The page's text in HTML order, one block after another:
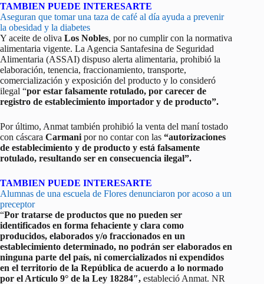
TAMBIEN PUEDE INTERESARTE
Aseguran que tomar una taza de café al día ayuda a prevenir
la obesidad y la diabetes
Y aceite de oliva Los Nobles, por no cumplir con la normativa
alimentaria vigente. La Agencia Santafesina de Seguridad
Alimentaria (ASSAI) dispuso alerta alimentaria, prohibió la
elaboración, tenencia, fraccionamiento, transporte,
comercialización y exposición del producto y lo consideró
ilegal “por estar falsamente rotulado, por carecer de
registro de establecimiento importador y de producto”.
Por último, Anmat también prohibió la venta del maní tostado
con cáscara Carmani por no contar con las “autorizaciones
de establecimiento y de producto y está falsamente
rotulado, resultando ser en consecuencia ilegal”.
TAMBIEN PUEDE INTERESARTE
Alumnas de una escuela de Flores denunciaron por acoso a un
preceptor
“Por tratarse de productos que no pueden ser
identificados en forma fehaciente y clara como
producidos, elaborados y/o fraccionados en un
establecimiento determinado, no podrán ser elaborados en
ninguna parte del país, ni comercializados ni expendidos
en el territorio de la República de acuerdo a lo normado
por el Artículo 9° de la Ley 18284″, estableció Anmat. NR